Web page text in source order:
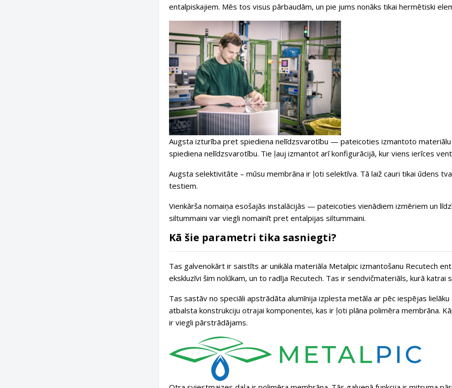
entalpiskajiem. Mēs tos visus pārbaudām, un pie jums nonāks tikai hermētiski
Augsta izturība pret spiediena nelīdzsvarotību — pateicoties izmantoto
spiediena nelīdzsvarotību. Tie ļauj izmantot arī konfigurācijā, kur viens ierīces
Augsta selektivitāte – mūsu membrāna ir ļoti selektīva. Tā laiž cauri tikai ūdens
testiem.
Vienkārša nomaiņa esošajās instalācijās — pateicoties vienādiem izmēriem un
siltummaini var viegli nomainīt pret entalpijas siltummaini.
Kā šie parametri tika sasniegti?
Tas galvenokārt ir saistīts ar unikāla materiāla Metalpic izmantošanu Recutech
ekskluzīvi šim nolūkam, un to radīja Recutech. Tas ir sendvičmateriāls, kurā
Tas sastāv no speciāli apstrādāta alumīnija izplesta metāla ar pēc iespējas
atbalsta konstrukciju otrajai komponentei, kas ir ļoti plāna polimēra membrāna.
ir viegli pārstrādājams.